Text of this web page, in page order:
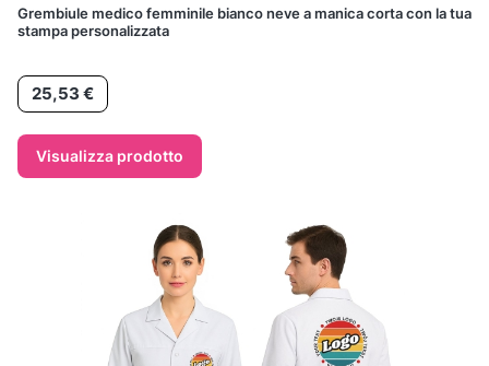
Grembiule medico femminile bianco neve a manica corta con la tua
stampa personalizzata
Prezzo
25,53 €
Visualizza prodotto